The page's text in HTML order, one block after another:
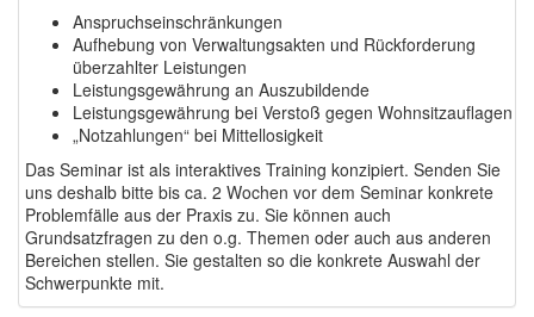
Anspruchseinschränkungen
Aufhebung von Verwaltungsakten und Rückforderung
überzahlter Leistungen
Leistungsgewährung an Auszubildende
Leistungsgewährung bei Verstoß gegen Wohnsitzauflagen
„Notzahlungen“ bei Mittellosigkeit
Das Seminar ist als interaktives Training konzipiert. Senden Sie
uns deshalb bitte bis ca. 2 Wochen vor dem Seminar konkrete
Problemfälle aus der Praxis zu. Sie können auch
Grundsatzfragen zu den o.g. Themen oder auch aus anderen
Bereichen stellen. Sie gestalten so die konkrete Auswahl der
Schwerpunkte mit.